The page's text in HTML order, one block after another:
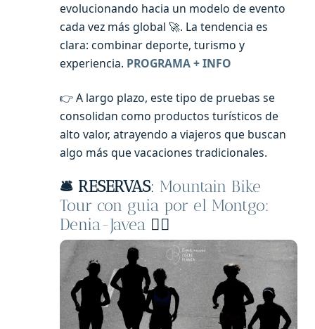
evolucionando hacia un modelo de evento
cada vez más global 🚀. La tendencia es
clara: combinar deporte, turismo y
experiencia. PROGRAMA + INFO
👉 A largo plazo, este tipo de pruebas se
consolidan como productos turísticos de
alto valor, atrayendo a viajeros que buscan
algo más que vacaciones tradicionales.
🛎️ RESERVAS: Mountain Bike
Tour con guia por el Montgo:
Denia-Javea 🚵‍♂️